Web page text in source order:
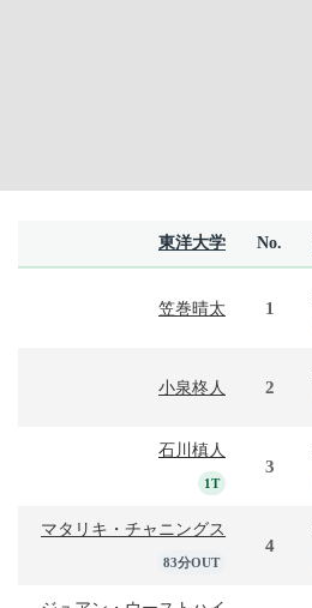
東洋大学 No.
笠巻晴太 1
小泉柊人 2
石川槙人
1T
3
マタリキ・チャニングス
83分OUT
4